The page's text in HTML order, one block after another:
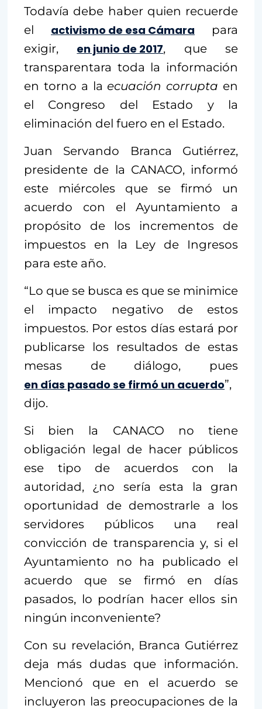
Todavía debe haber quien recuerde
el activismo de esa Cámara para
exigir, en junio de 2017, que se
transparentara toda la información
en torno a laecuación corrupta en
el Congreso del Estado y la
eliminación del fuero en el Estado.
Juan Servando Branca Gutiérrez,
presidente de la CANACO, informó
este miércoles que se firmó un
acuerdo con el Ayuntamiento a
propósito de los incrementos de
impuestos en la Ley de Ingresos
para este año.
“Lo que se busca es que se minimice
el impacto negativo de estos
impuestos. Por estos días estará por
publicarse los resultados de estas
mesas de diálogo, pues
en días pasado se firmó un acuerdo”,
dijo.
Si bien la CANACO no tiene
obligación legal de hacer públicos
ese tipo de acuerdos con la
autoridad, ¿no sería esta la gran
oportunidad de demostrarle a los
servidores públicos una real
convicción de transparencia y, si el
Ayuntamiento no ha publicado el
acuerdo que se firmó en días
pasados, lo podrían hacer ellos sin
ningún inconveniente?
Con su revelación, Branca Gutiérrez
deja más dudas que información.
Mencionó que en el acuerdo se
incluyeron las preocupaciones de la